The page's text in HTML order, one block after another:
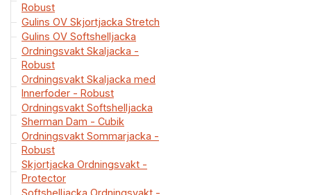
Robust
Gulins OV Skjortjacka Stretch
Gulins OV Softshelljacka
Ordningsvakt Skaljacka -
Robust
Ordningsvakt Skaljacka med
Innerfoder - Robust
Ordningsvakt Softshelljacka
Sherman Dam - Cubik
Ordningsvakt Sommarjacka -
Robust
Skjortjacka Ordningsvakt -
Protector
Softshelljacka Ordningsvakt -